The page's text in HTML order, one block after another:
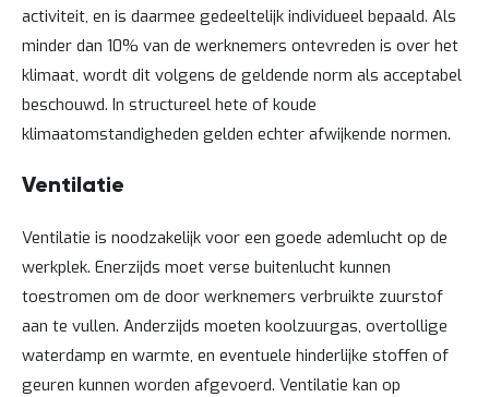
n
N
i
u
w
C
t
a
c
t
Mijn
account
activiteit, en is daarmee gedeeltelijk individueel bepaald. Als
minder dan 10% van de werknemers ontevreden is over het
klimaat, wordt dit volgens de geldende norm als acceptabel
beschouwd. In structureel hete of koude
klimaatomstandigheden gelden echter afwijkende normen.
Ventilatie
Ventilatie is noodzakelijk voor een goede ademlucht op de
werkplek. Enerzijds moet verse buitenlucht kunnen
toestromen om de door werknemers verbruikte zuurstof
aan te vullen. Anderzijds moeten koolzuurgas, overtollige
waterdamp en warmte, en eventuele hinderlijke stoffen of
geuren kunnen worden afgevoerd. Ventilatie kan op